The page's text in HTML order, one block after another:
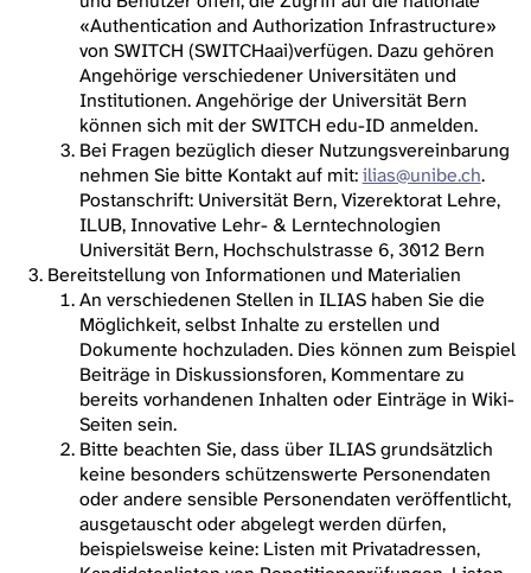
«Authentication and Authorization Infrastructure»
von SWITCH (SWITCHaai)verfügen. Dazu gehören
Angehörige verschiedener Universitäten und
Institutionen. Angehörige der Universität Bern
können sich mit der SWITCH edu-ID anmelden.
Bei Fragen bezüglich dieser Nutzungsvereinbarung
nehmen Sie bitte Kontakt auf mit:ilias@unibe.ch.
Postanschrift: Universität Bern, Vizerektorat Lehre,
ILUB, Innovative Lehr- & Lerntechnologien
Universität Bern, Hochschulstrasse 6, 3012 Bern
Bereitstellung von Informationen und Materialien
An verschiedenen Stellen in ILIAS haben Sie die
Möglichkeit, selbst Inhalte zu erstellen und
Dokumente hochzuladen. Dies können zum Beispiel
Beiträge in Diskussionsforen, Kommentare zu
bereits vorhandenen Inhalten oder Einträge in Wiki-
Seiten sein.
Bitte beachten Sie, dass über ILIAS grundsätzlich
keine besonders schützenswerte Personendaten
oder andere sensible Personendaten veröffentlicht,
ausgetauscht oder abgelegt werden dürfen,
beispielsweise keine: Listen mit Privatadressen,